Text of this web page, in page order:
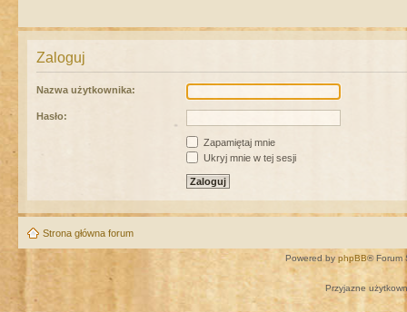
Zaloguj
Nazwa użytkownika:
Hasło:
Zapamiętaj mnie
Ukryj mnie w tej sesji
Strona główna forum
Powered by phpBB® Forum
Przyjazne